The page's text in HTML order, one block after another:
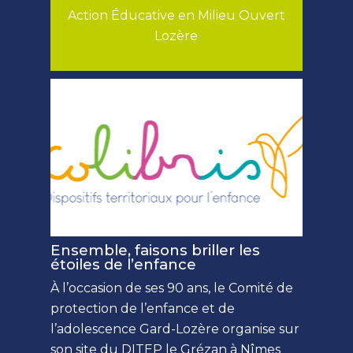
Action Éducative en Milieu Ouvert
Lozère
du Mas Guiraud
30000 Nîmes
04 66 02 62 10
Directeur général :
Ensemble, faisons briller les
étoiles de l’enfance
À l’occasion de ses 90 ans, le Comité de
protection de l’enfance et de
l’adolescence Gard-Lozère organise sur
son site du DITEP le Grézan à Nîmes